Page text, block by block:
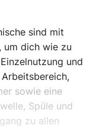
sind mit
um dich wie zu
und
sowie eine
Spüle und
zu allen